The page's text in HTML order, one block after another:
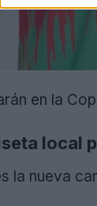
en la
local
la nueva